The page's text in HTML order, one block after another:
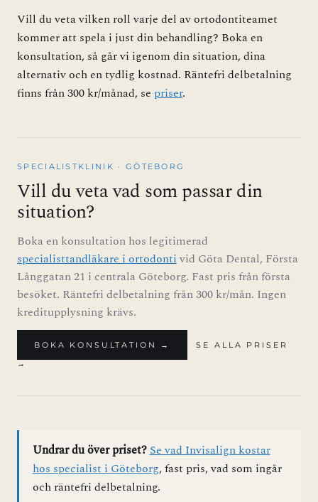
Vill du veta vilken roll varje del av ortodontiteamet
kommer att spela i just din behandling? Boka en
konsultation, så går vi igenom din situation, dina
alternativ och en tydlig kostnad. Räntefri delbetalning
finns från 300 kr/månad, se priser.
SPECIALISTKLINIK · GÖTEBORG
Vill du veta vad som passar din
situation?
Boka en konsultation hos legitimerad
specialisttandläkare i ortodontivid Göta Dental, Första
Långgatan 21 i centrala Göteborg. Fast pris från första
besöket. Räntefri delbetalning från 300 kr/mån. Ingen
kreditupplysning krävs.
BOKA KONSULTATION →
SE ALLA PRISER
→
Undrar du över priset?Se vad Invisalign kostar
hos specialist i Göteborg, fast pris, vad som ingår
och räntefri delbetalning.